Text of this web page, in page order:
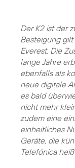
Der K2 ist der
Besteigung
Everest. Die
lange Jahre
ebenfalls als
neue digitale
es bald
nicht mehr
zudem eine
einheitliches
Geräte, die
Telefónica